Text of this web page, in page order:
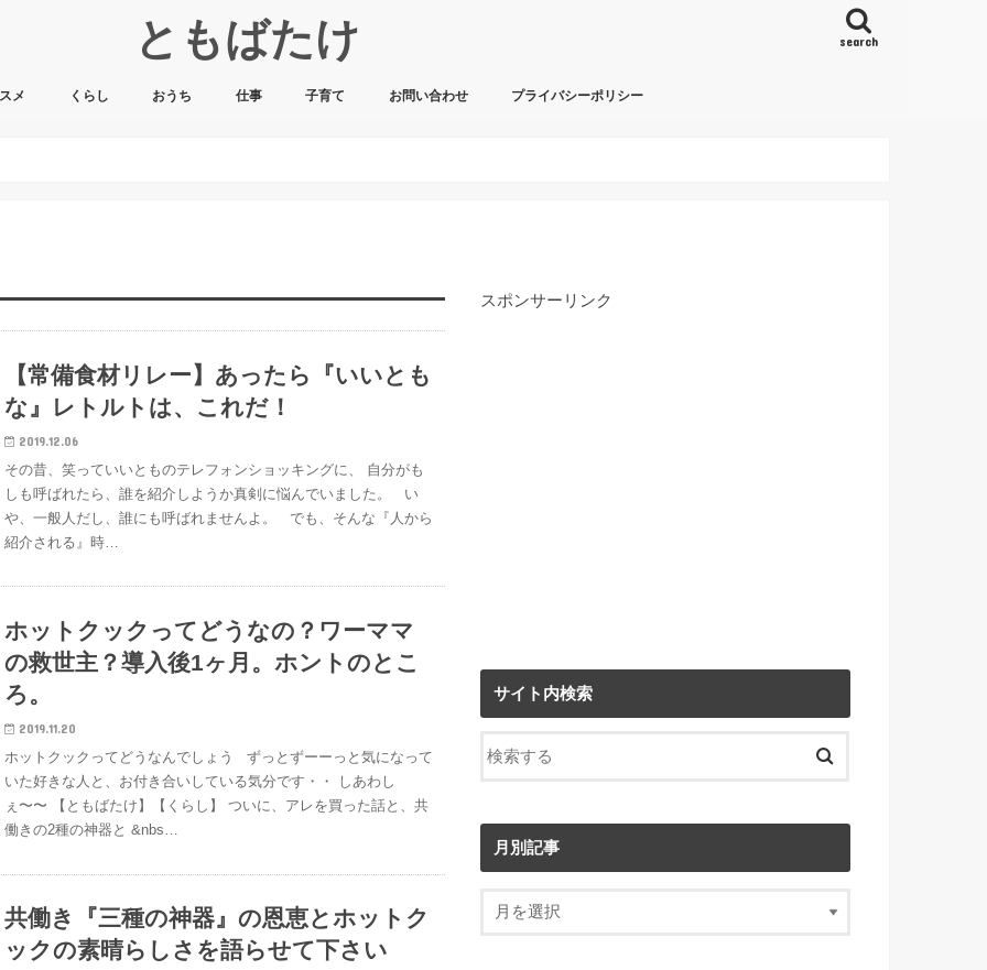
ともばたけ search
メ くらし おうち 仕事 子育て お問い合わせ プライバシーポリシー
【常備食材リレー】あったら『いいとも
な』レトルトは、これだ！
2019.12.06
その昔、笑っていいとものテレフォンショッキングに、 自分がも
しも呼ばれたら、誰を紹介しようか真剣に悩んでいました。 い
や、一般人だし、誰にも呼ばれませんよ。 でも、そんな『人から
紹介される』時…
ホットクックってどうなの？ワーママ
の救世主？導入後1ヶ月。ホントのとこ
ろ。
2019.11.20
ホットクックってどうなんでしょう ずっとずーーっと気になって
いた好きな人と、お付き合いしている気分です・・ しあわし
ぇ〜〜 【ともばたけ】【くらし】 ついに、アレを買った話と、共
働きの2種の神器と &nbs…
共働き『三種の神器』の恩恵とホットク
ックの素晴らしさを語らせて下さい
スポンサーリンク
サイト内検索
月別記事